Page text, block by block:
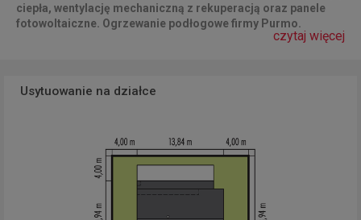
ciepła, wentylację mechaniczną z rekuperacją oraz panele
fotowoltaiczne. Ogrzewanie podłogowe firmy Purmo.
czytaj więcej
Usytuowanie na działce